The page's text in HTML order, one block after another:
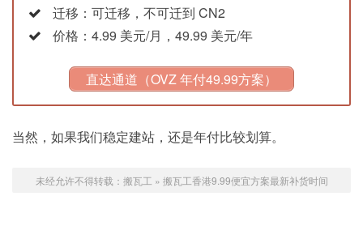
迁移：可迁移，不可迁到 CN2
价格：4.99 美元/月，49.99 美元/年
直达通道（OVZ 年付49.99方案）
当然，如果我们稳定建站，还是年付比较划算。
未经允许不得转载： 搬瓦工 » 搬瓦工香港9.99便宜方案最新补货时间